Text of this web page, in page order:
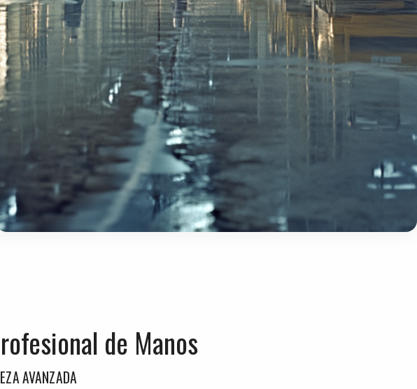
de Manos
AVANZADA